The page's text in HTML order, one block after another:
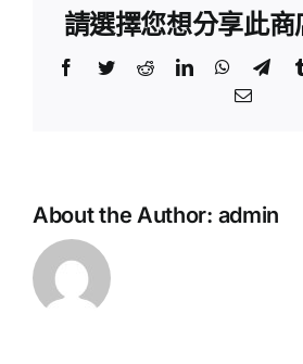
請選擇您想分享此商
Facebook
TwitterRedditLinkedIn
Email:
About the Author: admin